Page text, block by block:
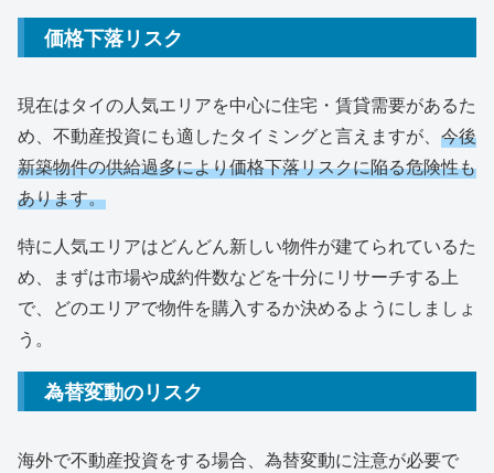
価格下落リスク
現在はタイの人気エリアを中心に住宅・賃貸需要があるた
め、不動産投資にも適したタイミングと言えますが、 今後
新築物件の供給過多により価格下落リスクに陥る危険性も
あります。
特に人気エリアはどんどん新しい物件が建てられているた
め、まずは市場や成約件数などを十分にリサーチする上
で、どのエリアで物件を購入するか決めるようにしましょ
う。
為替変動のリスク
海外で不動産投資をする場合、為替変動に注意が必要で